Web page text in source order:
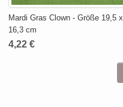
Mardi Gras Clown - Größe 19,5 x
16,3 cm
4,22 €